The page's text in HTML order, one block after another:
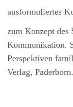
ausformuliertes
zum Konzept des
Kommunikation.
Perspektiven
Verlag,